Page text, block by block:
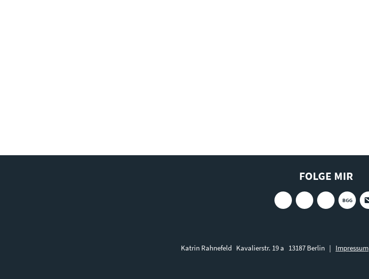
FOLGE MIR
BGG
Katrin Rahnefeld Kavalierstr. 19 a 13187 Berlin | Impressum